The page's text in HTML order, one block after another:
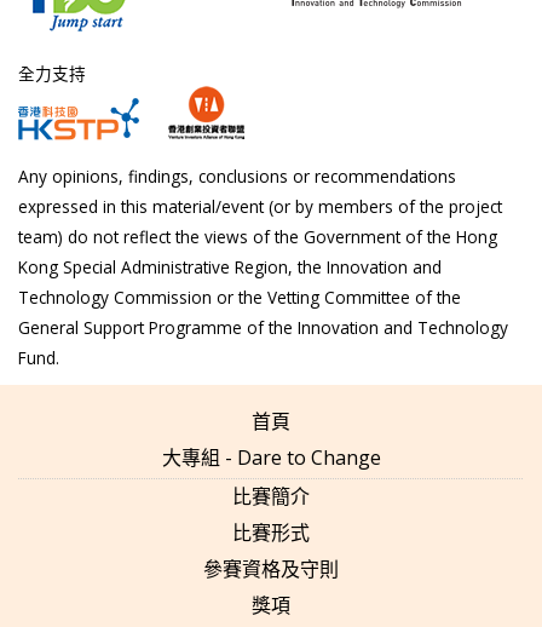
全力支持
Any opinions, findings, conclusions or recommendations
expressed in this material/event (or by members of the project
team) do not reflect the views of the Government of the Hong
Kong Special Administrative Region, the Innovation and
Technology Commission or the Vetting Committee of the
General Support Programme of the Innovation and Technology
Fund.
首頁
大專組 - Dare to Change
比賽簡介
比賽形式
參賽資格及守則
獎項